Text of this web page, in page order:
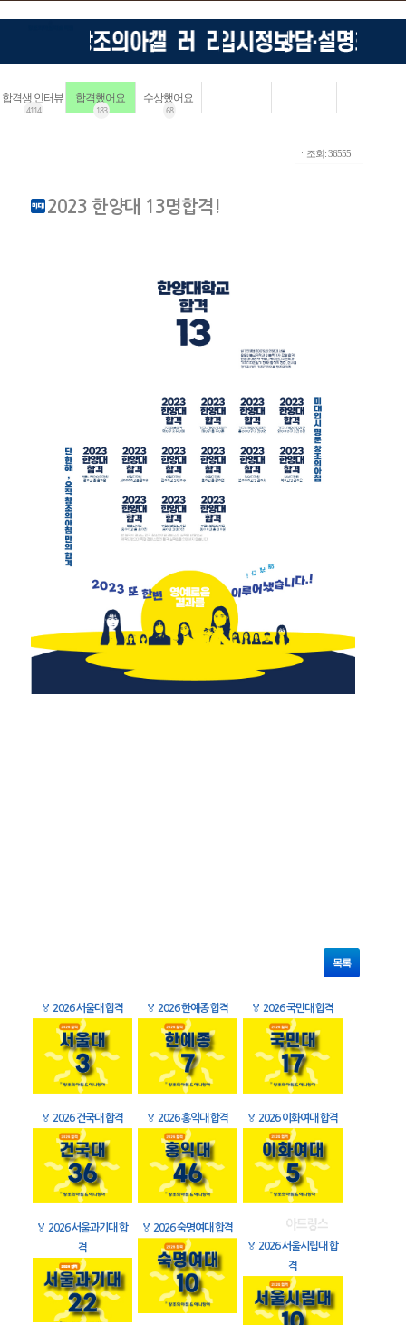
합격생 인터뷰
4114
합격했어요
183
수상했어요
68
ㆍ조회: 36555
2023 한양대 13명합격!
목록
🏅 2026 서울대 합격 🏅 2026 한예종 합격 🏅 2026 국민대 합격
🏅 2026 건국대 합격 🏅 2026 홍익대 합격 🏅 2026 이화여대 합격
🏅 2026 서울과기대 합
격
🏅 2026 숙명여대 합격
🏅 2026 서울시립대 합
격